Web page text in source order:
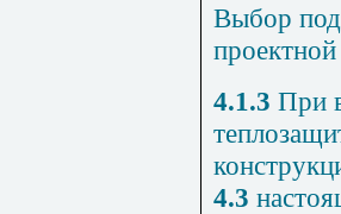
Выбор
4.1.3 При
4.3